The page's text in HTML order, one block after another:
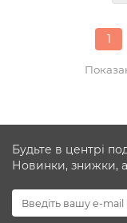
1
Будьте в центрі
Новинки, знижки,